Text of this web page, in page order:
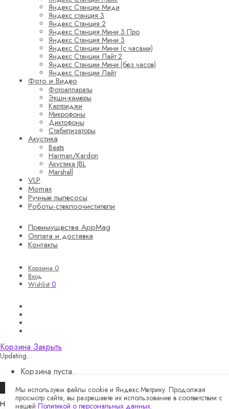
Яндекс Станции Миди
Яндекс станция 3
Яндекс Станция 2
Яндекс Станция Мини 3 Про
Яндекс Станция Мини 3
Яндекс Станции Мини (с часами)
Яндекс Станции Лайт 2
Яндекс Станции Мини (без часов)
Яндекс Станции Лайт
Фото и Видео
Фотоаппараты
Экшн-камеры
Картриджи
Микрофоны
Диктофоны
Стабилизаторы
Акустика
Beats
Harman/Kardon
Акустика JBL
Marshall
VLP
Momax
Ручные пылесосы
Роботы-стеклоочистители
Преимущества AppMag
Оплата и доставка
Контакты
Корзина 0
Вход
Wishlist 0
Корзина Закрыть
Updating…
Корзина пуста.
Продолжить покупки
Назад
Мы используем файлы cookie и Яндекс.Метрику. Продолжая
просмотр сайта, вы разрешаете их использование в соответствии с
нашей Политикой о персональных данных.